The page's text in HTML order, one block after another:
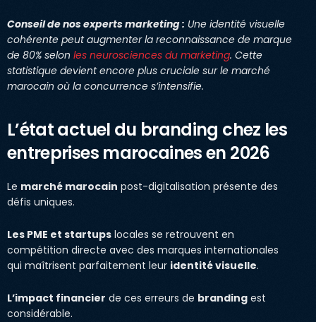
Conseil de nos experts marketing : Une identité visuelle
cohérente peut augmenter la reconnaissance de marque
de 80% selon les neurosciences du marketing. Cette
statistique devient encore plus cruciale sur le marché
marocain où la concurrence s’intensifie.
L’état actuel du branding chez les
entreprises marocaines en 2026
Le marché marocain post-digitalisation présente des
défis uniques.
Les PME et startups locales se retrouvent en
compétition directe avec des marques internationales
qui maîtrisent parfaitement leur identité visuelle.
L’impact financier de ces erreurs de branding est
considérable.